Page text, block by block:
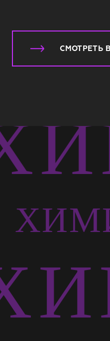
СМОТРЕТЬ